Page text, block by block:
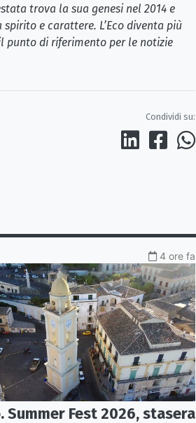
trova la sua genesi nel 2014 e
e carattere. L’Eco diventa più
punto di riferimento per le notizie
Condividi su:
4 ore fa
Summer Fest 2026, stasera